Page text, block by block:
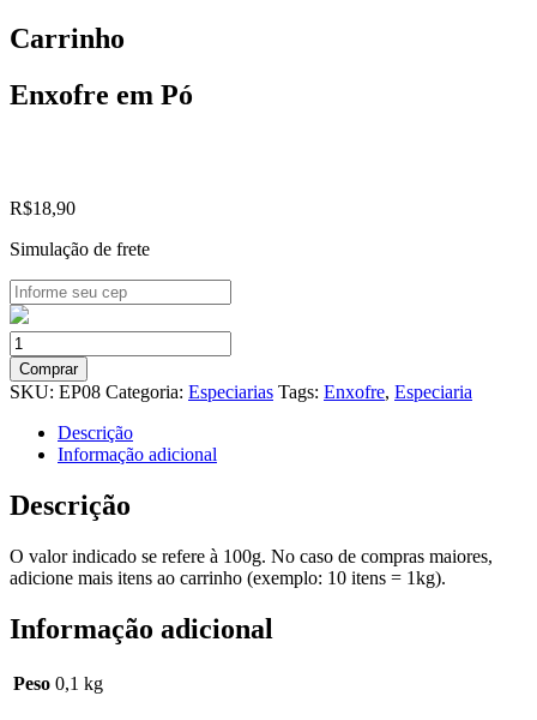
Carrinho
Enxofre em Pó
R$18,90
Simulação de frete
Enxofre
em
Pó
quantidade
Comprar
SKU: EP08 Categoria: Especiarias Tags: Enxofre, Especiaria
Descrição
Informação adicional
Descrição
O valor indicado se refere à 100g. No caso de compras maiores,
adicione mais itens ao carrinho (exemplo: 10 itens = 1kg).
Informação adicional
Peso 0,1 kg